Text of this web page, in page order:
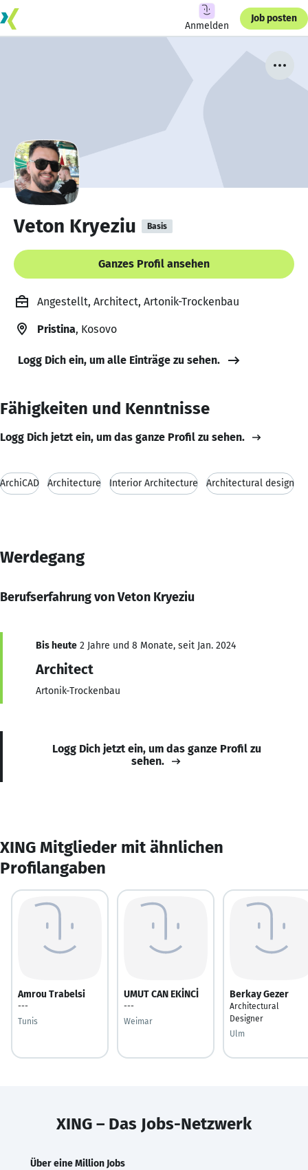
Anmelden
Job posten
Veton Kryeziu Basis
Ganzes Profil ansehen
Angestellt, Architect, Artonik-Trockenbau
Pristina, Kosovo
Logg Dich ein, um alle Einträge zu sehen.
Fähigkeiten und Kenntnisse
Logg Dich jetzt ein, um das ganze Profil zu sehen.
ArchiCAD Architecture Interior Architecture Architectural design
Werdegang
Berufserfahrung von Veton Kryeziu
Bis heute 2 Jahre und 8 Monate, seit Jan. 2024
Architect
Artonik-Trockenbau
Logg Dich jetzt ein, um das ganze Profil zu
sehen.
XING Mitglieder mit ähnlichen
Profilangaben
Amrou Trabelsi
---
Tunis
UMUT CAN EKİNCİ
---
Weimar
Berkay Gezer
Architectural
Designer
Ulm
XING – Das Jobs-Netzwerk
Über eine Million Jobs